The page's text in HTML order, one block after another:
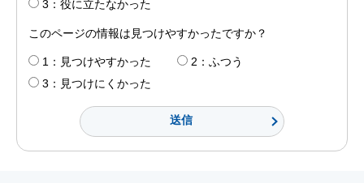
3：役に立たなかった
このページの情報は見つけやすかったですか？
1：見つけやすかった
2：ふつう
3：見つけにくかった
送信